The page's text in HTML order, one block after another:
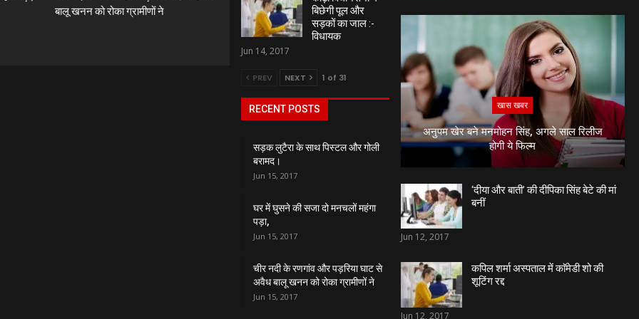
बालू खनन को रोका ग्रामीणों ने
खास खबर
अनुपम खेर बने मनमोहन सिंह, अगले साल रिलीज
होगी ये फिल्म
‘दीया और बाती’ की दीपिका सिंह बेटे की मां
बनीं
Jun 12, 2017
कपिल शर्मा अस्पताल में काॅमेडी शो की
शूटिंग रद्द
Jun 12, 2017
बिछेगी पूल और
सड़कों का जाल :-
विधायक
Jun 14, 2017
PREV NEXT 1 of 31
RECENT POSTS
सड़क लुटैरा के साथ पिस्टल और गोली
बरामद।
Jun 15, 2017
घर में घुसने की सजा दो मनचलों महंगा
पड़ा,
Jun 15, 2017
चीर नदी के रणगांव और पड़रिया घाट से
अवैध बालू खनन को रोका ग्रामीणों ने
Jun 15, 2017